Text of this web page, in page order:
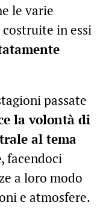
le varie
costruite in essi
passate
la volontà di
al tema
, facendoci
a loro modo
e atmosfere.